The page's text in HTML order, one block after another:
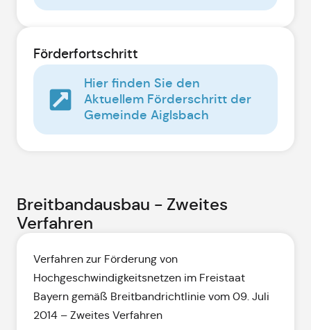
Förderfortschritt
Hier finden Sie den
Aktuellem Förderschritt der
Gemeinde Aiglsbach
Breitbandausbau - Zweites
Verfahren
Verfahren zur Förderung von
Hochgeschwindigkeitsnetzen im Freistaat
Bayern gemäß Breitbandrichtlinie vom 09. Juli
2014 – Zweites Verfahren